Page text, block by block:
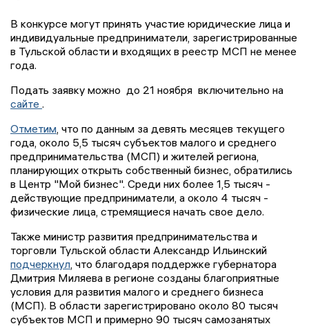
В конкурсе могут принять участие юридические лица и
индивидуальные предприниматели, зарегистрированные
в Тульской области и входящих в реестр МСП не менее
года.
Подать заявку можно до 21 ноября включительно на
сайте .
Отметим , что по данным за девять месяцев текущего
года, около 5,5 тысяч субъектов малого и среднего
предпринимательства (МСП) и жителей региона,
планирующих открыть собственный бизнес, обратились
в Центр "Мой бизнес". Среди них более 1,5 тысяч -
действующие предприниматели, а около 4 тысяч -
физические лица, стремящиеся начать свое дело.
Также министр развития предпринимательства и
торговли Тульской области Александр Ильинский
подчеркнул , что благодаря поддержке губернатора
Дмитрия Миляева в регионе созданы благоприятные
условия для развития малого и среднего бизнеса
(МСП). В области зарегистрировано около 80 тысяч
субъектов МСП и примерно 90 тысяч самозанятых